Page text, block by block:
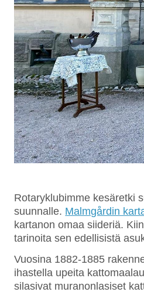
Rotaryklubimme kesäretki
suunnalle. Malmgårdin
kartanon omaa siideriä.
tarinoita sen edellisistä
Vuosina 1882-1885
ihastella upeita
silasivat muranonlasiset